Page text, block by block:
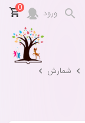
ورود 0
شمارش